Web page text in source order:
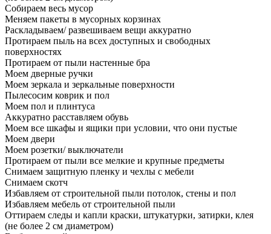
Собираем весь мусор
Меняем пакеты в мусорных корзинах
Раскладываем/ развешиваем вещи аккуратно
Протираем пыль на всех доступных и свободных
поверхностях
Протираем от пыли настенные бра
Моем дверные ручки
Моем зеркала и зеркальные поверхности
Пылесосим коврик и пол
Моем пол и плинтуса
Аккуратно расставляем обувь
Моем все шкафы и ящики при условии, что они пустые
Моем двери
Моем розетки/ выключатели
Протираем от пыли все мелкие и крупные предметы
Снимаем защитную пленку и чехлы с мебели
Снимаем скотч
Избавляем от строительной пыли потолок, стены и пол
Избавляем мебель от строительной пыли
Оттираем следы и капли краски, штукатурки, затирки, клея
(не более 2 см диаметром)